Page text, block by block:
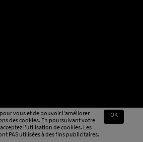
vous et de pouvoir l'améliorer
des cookies. En poursuivant votre
l'utilisation de cookies. Les
PAS utilisées à des fins publicitaires.
OK